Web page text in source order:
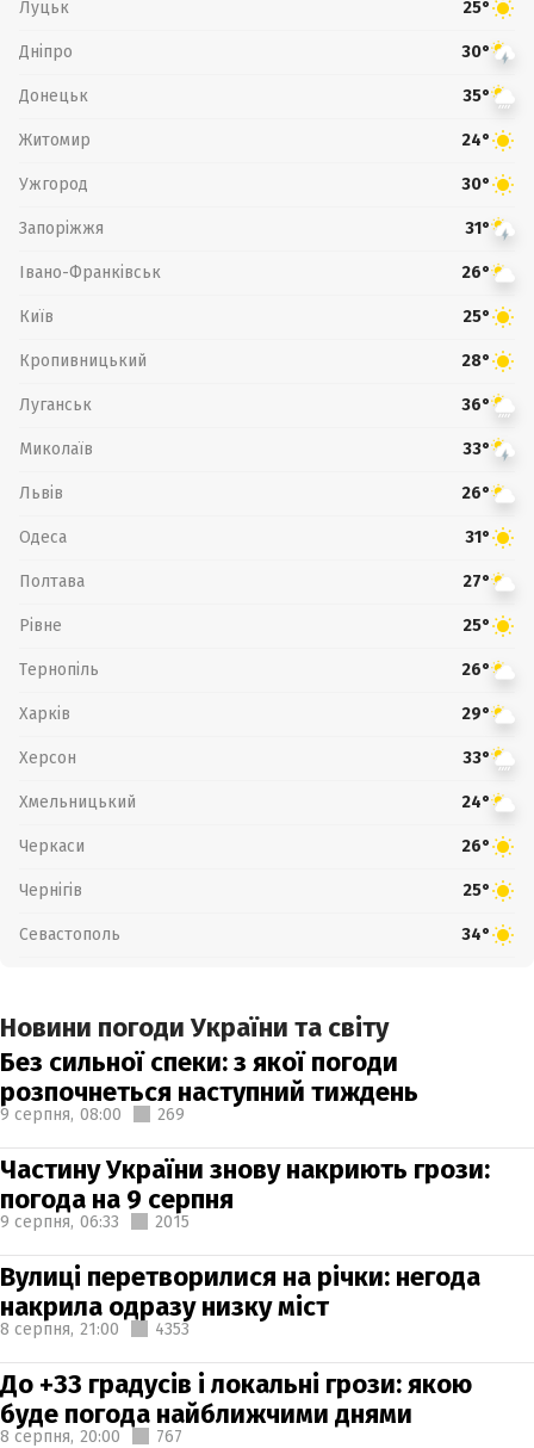
Луцьк 25°
Дніпро 30°
Донецьк 35°
Житомир 24°
Ужгород 30°
Запоріжжя 31°
Івано-Франківськ 26°
Київ 25°
Кропивницький 28°
Луганськ 36°
Миколаїв 33°
Львів 26°
Одеса 31°
Полтава 27°
Рівне 25°
Тернопіль 26°
Харків 29°
Херсон 33°
Хмельницький 24°
Черкаси 26°
Чернігів 25°
Севастополь 34°
Новини погоди України та світу
Без сильної спеки: з якої погоди
розпочнеться наступний тиждень
9 серпня, 08:00 269
Частину України знову накриють грози:
погода на 9 серпня
9 серпня, 06:33 2015
Вулиці перетворилися на річки: негода
накрила одразу низку міст
8 серпня, 21:00 4353
До +33 градусів і локальні грози: якою
буде погода найближчими днями
8 серпня, 20:00 767